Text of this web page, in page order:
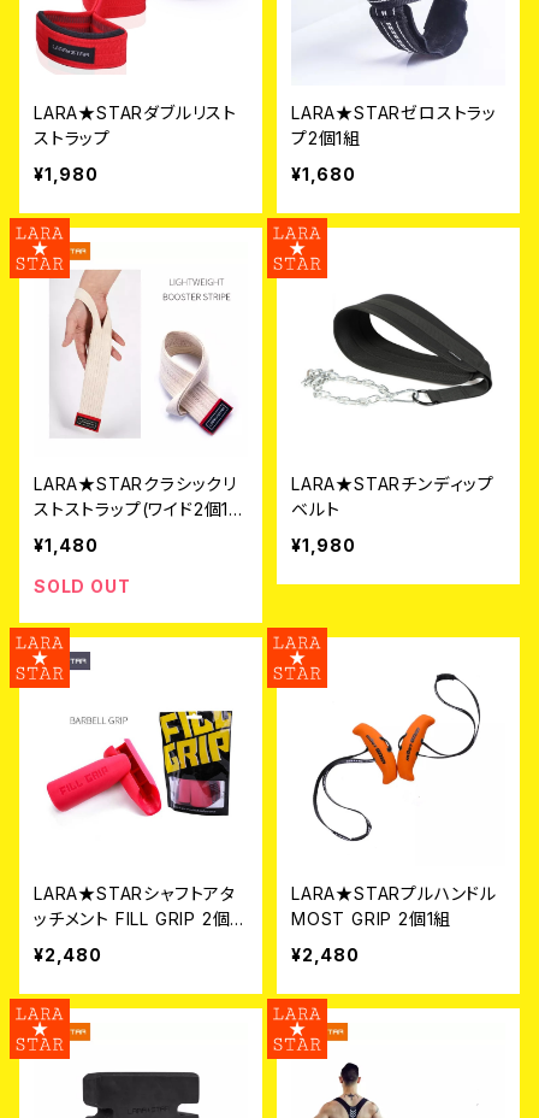
LARA★STARダブルリスト
ストラップ
¥1,980
LARA★STARゼロストラッ
プ2個1組
¥1,680
LARA★STARクラシックリ
ストストラップ(ワイド2個1
組)
¥1,480
SOLD OUT
LARA★STARチンディップ
ベルト
¥1,980
LARA★STARシャフトアタ
ッチメント FILL GRIP 2個1
組
¥2,480
LARA★STARプルハンドル
MOST GRIP 2個1組
¥2,480